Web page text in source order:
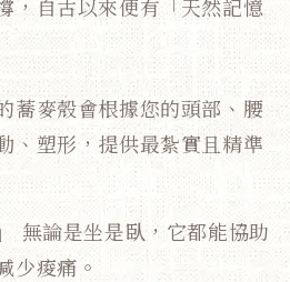
，自古以來便有「天然記憶
蕎麥殼會根據您的頭部、腰
、塑形，提供最紮實且精準
無論是坐是臥，它都能協助
少痠痛。